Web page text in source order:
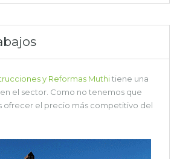
y Reformas Muthitiene una
el sector. Como no tenemos que
ofrecer el precio más competitivo del